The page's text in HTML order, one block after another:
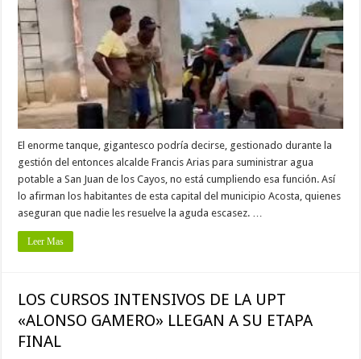
El enorme tanque, gigantesco podría decirse, gestionado durante la
gestión del entonces alcalde Francis Arias para suministrar agua
potable a San Juan de los Cayos, no está cumpliendo esa función. Así
lo afirman los habitantes de esta capital del municipio Acosta, quienes
aseguran que nadie les resuelve la aguda escasez. …
Leer Mas
LOS CURSOS INTENSIVOS DE LA UPT
«ALONSO GAMERO» LLEGAN A SU ETAPA
FINAL